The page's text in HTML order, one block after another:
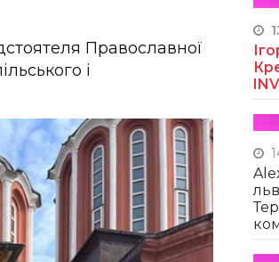
Православної
і